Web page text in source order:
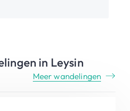
in Leysin
Meer wandelingen